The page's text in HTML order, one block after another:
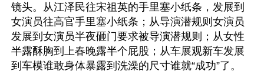
镜头。从江泽民往宋祖英的手里塞小纸条，发展到
女演员往高官手里塞小纸条；从导演潜规则女演员
发展到女演员半夜砸门要求被导演潜规则；从女性
半露酥胸到上春晚露半个屁股；从车展观新车发展
到车模谁敢身体暴露到洗澡的尺寸谁就“成功”了。